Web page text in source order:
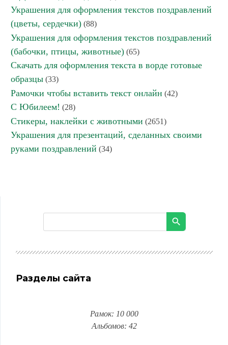
Украшения для оформления текстов поздравлений
(цветы, сердечки) (88)
Украшения для оформления текстов поздравлений
(бабочки, птицы, животные) (65)
Скачать для оформления текста в ворде готовые
образцы (33)
Рамочки чтобы вставить текст онлайн (42)
С Юбилеем! (28)
Стикеры, наклейки с животными (2651)
Украшения для презентаций, сделанных своими
руками поздравлений (34)
Разделы сайта
Рамок: 10 000
Альбомов: 42